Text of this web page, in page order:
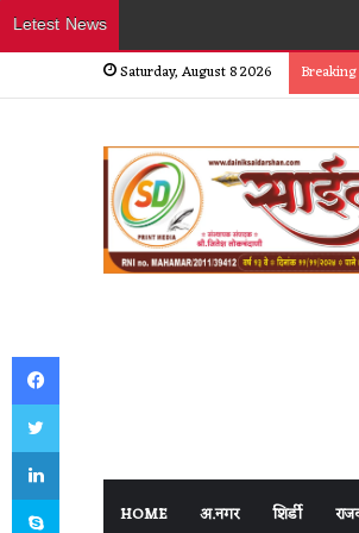
Letest News
Saturday, August 8 2026
HOME अ.नगर शिर्डी
Facebook
Twitter
LinkedIn
Skype